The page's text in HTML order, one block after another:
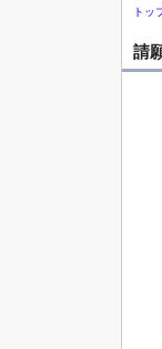
トッ
請